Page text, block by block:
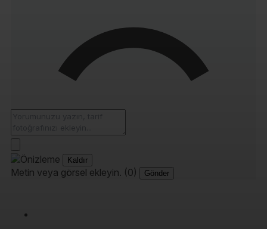
Kaldır
Metin veya görsel ekleyin. (0) Gönder